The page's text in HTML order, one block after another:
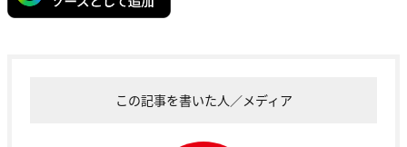
この記事を書いた人／メディア